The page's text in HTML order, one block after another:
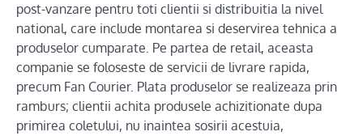
post-vanzare pentru toti clientii si distribuitia la nivel
national, care include montarea si deservirea tehnica a
produselor cumparate. Pe partea de retail, aceasta
companie se foloseste de servicii de livrare rapida,
precum Fan Courier. Plata produselor se realizeaza prin
ramburs; clientii achita produsele achizitionate dupa
primirea coletului, nu inaintea sosirii acestuia,